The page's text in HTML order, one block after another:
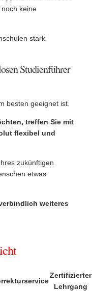
keine
stark
Studienführer
besten geeignet ist.
treffen Sie mit
flexibel und
zukünftigen
etwas
weiteres
Zertifizierter
Lehrgang